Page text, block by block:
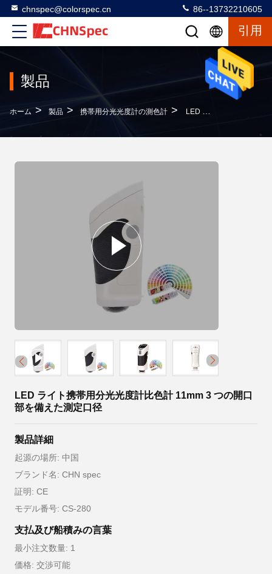
chnspec@colorspec.cn 86--13732210605
引用
製品
ホーム > 製品 > 携帯用分光光度計の測色計 > LED ライト携帯用分光光度計比色計 11mm 3 つの開口部を備えた測定口径
LED ライト携帯用分光光度計比色計 11mm 3 つの開口
部を備えた測定口径
製品詳細
起源の場所: 中国
ブランド名: CHN spec
証明: CE
モデル番号: CS-280
支払及び船積みの言葉
最小注文数量: 1
価格: 交渉可能